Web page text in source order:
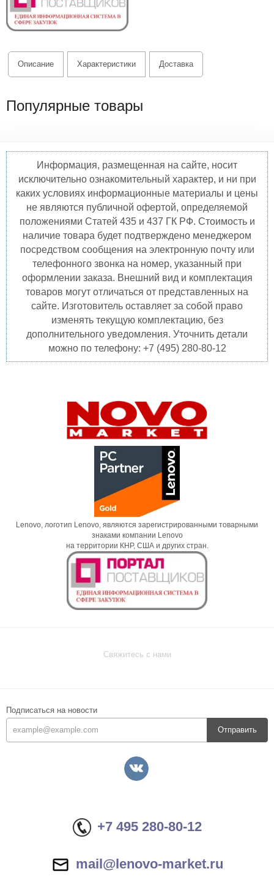
Описание Характеристики Доставка
Популярные товары
Информация, размещенная на сайте, носит
исключительно ознакомительный характер, и ни при
каких условиях информационные материалы и цены
не являются публичной офертой, определяемой
положениями Статей 435 и 437 ГК РФ. Стоимость и
наличие товара будет подтверждено менеджером
посредством сообщения на электронную почту или
телефонного звонка на номер, указанный при
оформлении заказа. Внешний вид и комплектация
товаров могут отличаться от представленных на
сайте. Изготовитель оставляет за собой право
изменять текущую комплектацию, без
дополнительного уведомления. Уточнить детали
можно по телефону: +7 (495) 280-80-12
Lenovo, логотип Lenovo, являются зарегистрированными товарными
знаками компании Lenovo
на территории КНР, США и других стран.
Свяжитесь с нами
Подписаться на новости
Отправить
+7 495 280-80-12
mail@lenovo-market.ru